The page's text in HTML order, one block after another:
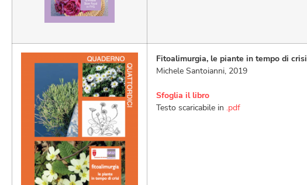
Fitoalimurgia, le piante in tempo di crisi
Michele Santoianni, 2019
Sfoglia il libro
Testo scaricabile in .pdf